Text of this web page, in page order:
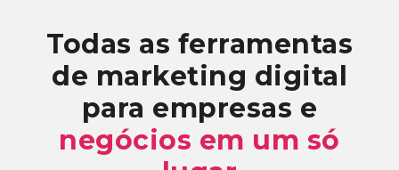
Todas as ferramentas
de marketing digital
para empresas e
negócios em um só